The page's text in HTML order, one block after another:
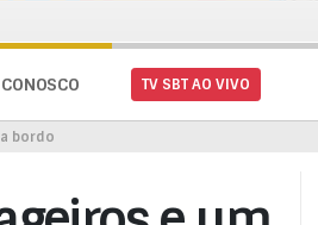
CONOSCO TV SBT AO VIVO
bordo